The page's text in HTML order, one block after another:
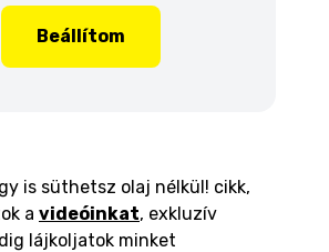
Beállítom
is süthetsz olaj nélkül! cikk,
a videóinkat, exkluzív
lájkoljatok minket